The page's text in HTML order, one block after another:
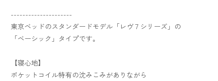
---------------------
東京ベッドのスタンダードモデル「レヴ７シリーズ」の
「ベーシック」タイプです。
【寝心地】
ポケットコイル特有の沈みこみがありながら